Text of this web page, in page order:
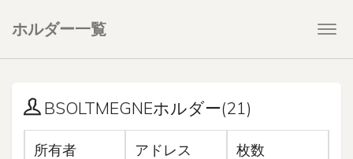
ホルダー一覧
BSOLTMEGNEホルダー(21)
所有者 アドレス 枚数